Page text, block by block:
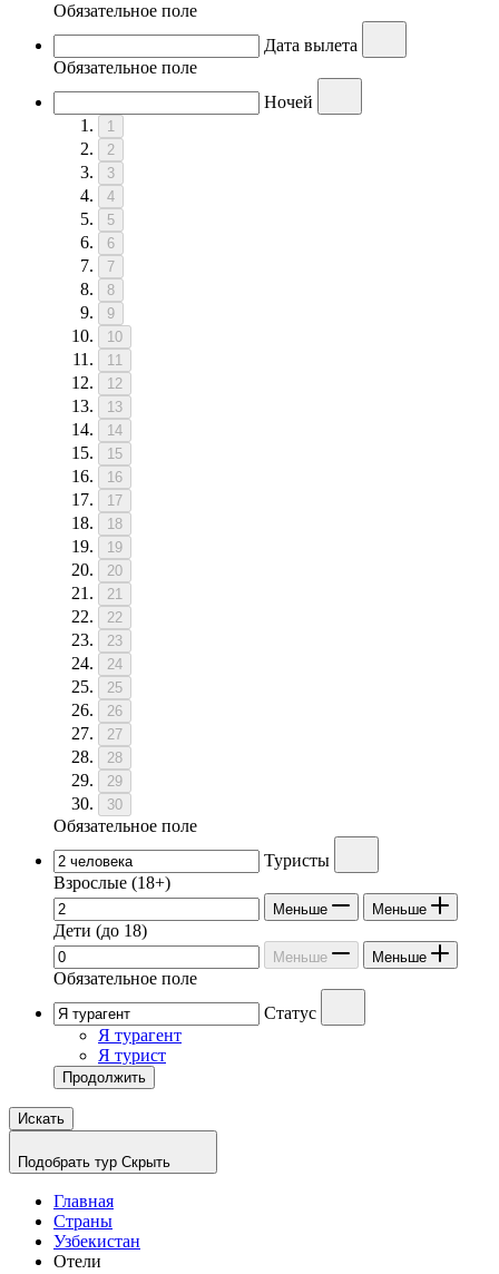
Обязательное поле
Дата вылета
Обязательное поле
Ночей
1
2
3
4
5
6
7
8
9
10
11
12
13
14
15
16
17
18
19
20
21
22
23
24
25
26
27
28
29
30
Обязательное поле
Туристы
Взрослые (18+)
Меньше Меньше
Дети (до 18)
Меньше Меньше
Обязательное поле
Статус
Я турагент
Я турист
Продолжить
Искать
Подобрать тур Скрыть
Главная
Страны
Узбекистан
Отели